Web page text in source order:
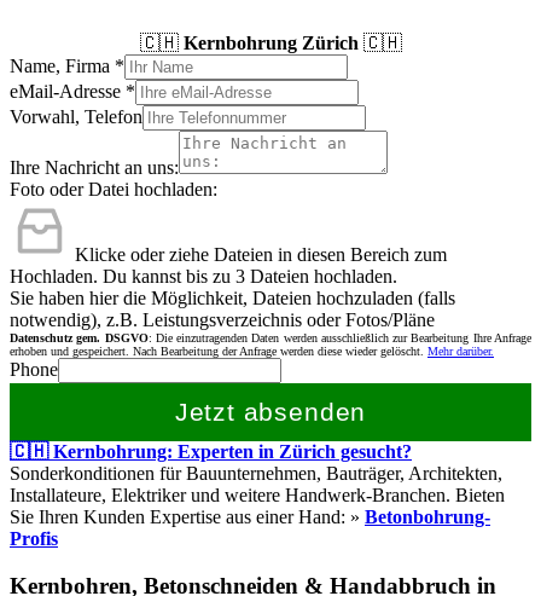
🇨🇭 Kernbohrung Zürich 🇨🇭
Name, Firma *
eMail-Adresse *
Vorwahl, Telefon
Ihre Nachricht an uns:
Foto oder Datei hochladen:
Klicke oder ziehe Dateien in diesen Bereich zum
Hochladen. Du kannst bis zu 3 Dateien hochladen.
Sie haben hier die Möglichkeit, Dateien hochzuladen (falls
notwendig), z.B. Leistungsverzeichnis oder Fotos/Pläne
Datenschutz gem. DSGVO: Die einzutragenden Daten werden ausschließlich zur Bearbeitung Ihre Anfrage
erhoben und gespeichert. Nach Bearbeitung der Anfrage werden diese wieder gelöscht. Mehr darüber.
Phone
Jetzt absenden
🇨🇭 Kernbohrung: Experten in Zürich gesucht?
Sonderkonditionen für Bauunternehmen, Bauträger, Architekten,
Installateure, Elektriker und weitere Handwerk-Branchen. Bieten
Sie Ihren Kunden Expertise aus einer Hand: » Betonbohrung-
Profis
Kernbohren, Betonschneiden & Handabbruch in